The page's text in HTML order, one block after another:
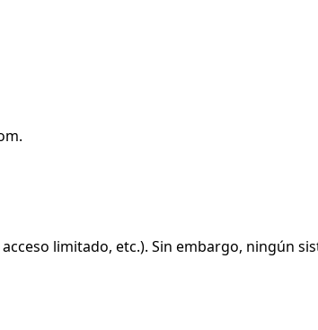
limitado, etc.). Sin embargo, ningún